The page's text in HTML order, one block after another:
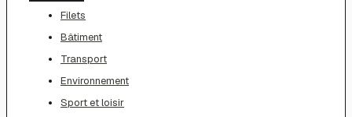
Filets
Bâtiment
Transport
Environnement
Sport et loisir